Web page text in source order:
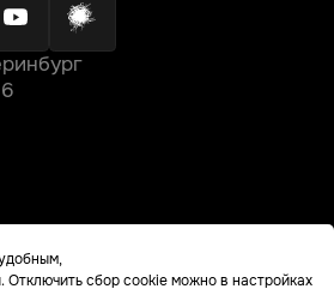
сбор cookie можно в настройках